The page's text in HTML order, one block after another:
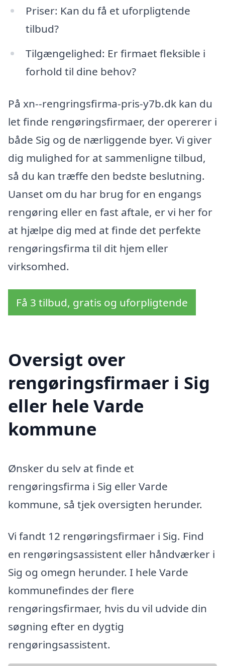
Priser: Kan du få et uforpligtende
tilbud?
Tilgængelighed: Er firmaet fleksible i
forhold til dine behov?
På xn--rengringsfirma-pris-y7b.dk kan du
let finde rengøringsfirmaer, der opererer i
både Sig og de nærliggende byer. Vi giver
dig mulighed for at sammenligne tilbud,
så du kan træffe den bedste beslutning.
Uanset om du har brug for en engangs
rengøring eller en fast aftale, er vi her for
at hjælpe dig med at finde det perfekte
rengøringsfirma til dit hjem eller
virksomhed.
Få 3 tilbud, gratis og uforpligtende
Oversigt over
rengøringsfirmaer i Sig
eller hele Varde
kommune
Ønsker du selv at finde et
rengøringsfirma i Sig eller Varde
kommune, så tjek oversigten herunder.
Vi fandt 12 rengøringsfirmaer i Sig. Find
en rengøringsassistent eller håndværker i
Sig og omegn herunder. I hele Varde
kommunefindes der flere
rengøringsfirmaer, hvis du vil udvide din
søgning efter en dygtig
rengøringsassistent.